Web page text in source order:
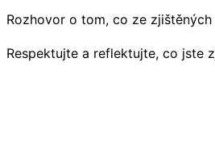
Rozhovor o tom, co ze
Respektujte a reflektujte, co jste